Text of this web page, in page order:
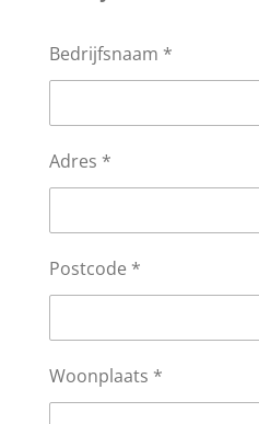
Bedrijfsnaam *
Adres *
Postcode *
Woonplaats *